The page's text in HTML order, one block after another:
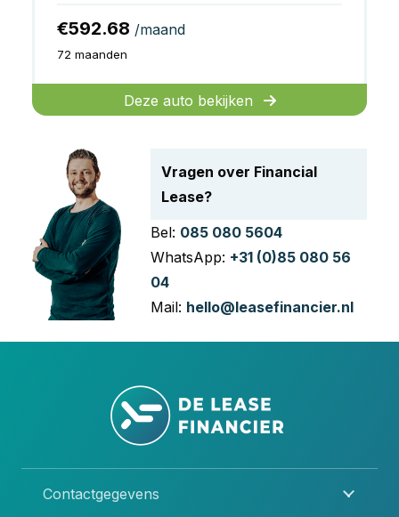
€592.68 /maand
72 maanden
Deze auto bekijken
Vragen over Financial
Lease?
Bel: 085 080 5604
WhatsApp: +31 (0)85 080 56
04
Mail: hello@leasefinancier.nl
Contactgegevens